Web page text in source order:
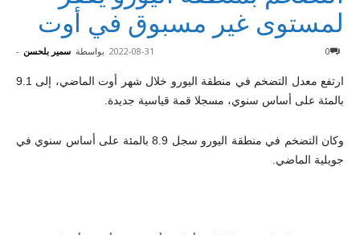
لمستوى غير مسبوق في أوت
بواسطة سمير بلحسن - 2022-08-31 0
ارتفع معدل التضخم في منطقة اليورو خلال شهر أوت الماضي، إلى 9.1
بالمئة على أساس سنوي، مسجلا قمة قياسية جديدة.
وكان التضخم في منطقة اليورو سجل 8.9 بالمئة على أساس سنوي في
جويلية الماضي.